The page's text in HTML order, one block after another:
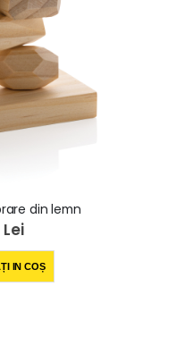
din lemn
Lei
IN COȘ